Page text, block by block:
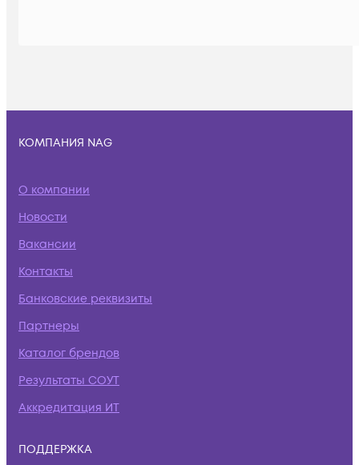
КОМПАНИЯ NAG
О компании
Новости
Вакансии
Контакты
Банковские реквизиты
Партнеры
Каталог брендов
Результаты СОУТ
Аккредитация ИТ
ПОДДЕРЖКА